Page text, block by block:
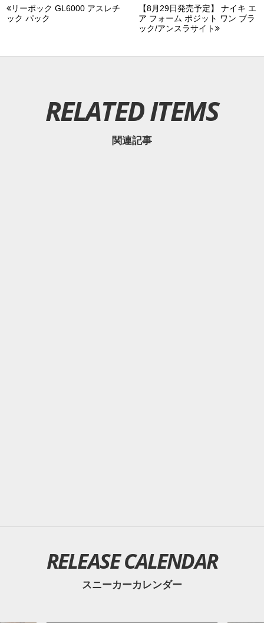
リーボック GL6000 アスレチ
ック パック
【8月29日発売予定】 ナイキ エ
ア フォーム ポジット ワン ブラ
ック/アンスラサイト
RELATED ITEMS
関連記事
RELEASE CALENDAR
スニーカーカレンダー